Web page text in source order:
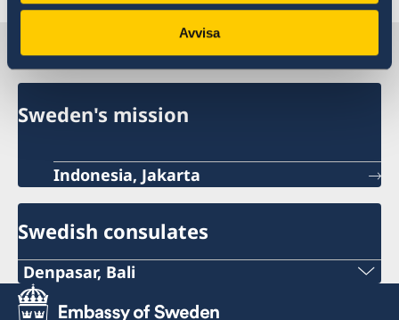
Avvisa
Sweden in Indonesia
Sweden's mission
Indonesia, Jakarta
Swedish consulates
Denpasar, Bali
Phone: